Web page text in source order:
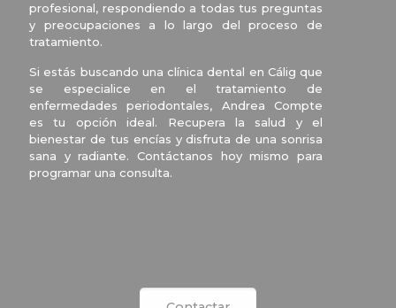
profesional, respondiendo a todas tus preguntas
y preocupaciones a lo largo del proceso de
tratamiento.
Si estás buscando una clínica dental en Cálig que
se especialice en el tratamiento de
enfermedades periodontales, Andrea Compte
es tu opción ideal. Recupera la salud y el
bienestar de tus encías y disfruta de una sonrisa
sana y radiante. Contáctanos hoy mismo para
programar una consulta.